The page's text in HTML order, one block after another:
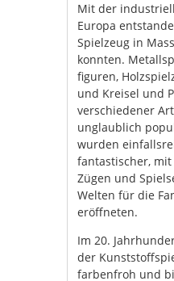
Mit der
Europa
Spielzeug in
konnten.
figuren,
und Kreisel und
verschiedener
unglaublich
wurden
fantastischer,
Zügen und
Welten für die
eröffneten.
Im 20.
der
farbenfroh und